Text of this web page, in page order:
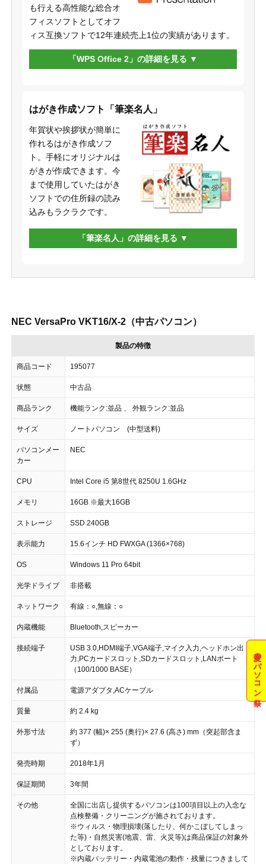
も行える高性能な総合オ
フィスソフトとしてオフ
ィス互換ソフトで12年連続売上1位の実績があります。
「WPS Office 2」の詳細を見る
はがき作成ソフト「筆楽名人」
年賀状や挨拶状が簡単に
作れるはがき作成ソフ
ト。手軽にオリジナルは
がきが作成できます。今
まで使用していたはがき
ソフトでの住所録の読み
込みもラクラクです。
「筆楽名人」の詳細を見る
NEC VersaPro VKT16/X-2（中古パソコン）
製品の特徴
商品コード 195077
状態 中古品
商品ランク 機能ランク:並品 、 外観ランク:並品
サイズ ノートパソコン (中型送料)
パソコンメー
カー
NEC
CPU Intel Core i5 第8世代 8250U 1.6GHz
メモリ 16GB ※最大16GB
ストレージ SSD 240GB
表示能力 15.6インチ HD FWXGA (1366×768)
OS Windows 11 Pro 64bit
光学ドライブ 非搭載
ネットワーク 有線：○,無線：○
内蔵機能 Bluetooth,スピーカー
接続端子
USB 3.0,HDMI端子,VGA端子,マイク入力,ヘッドホン出
力,PCカードスロット,SDカードスロット,LANポート
（100/1000 BASE）
付属品 電源アダプタ,ACケーブル
質量 約 2.4 kg
外形寸法
約 377 (幅)× 255 (奥行)× 27.6 (高さ) mm（突起部含ま
ず）
発売時期 2018年1月
保証期間 3年間
その他
全国に出店し提供するパソコンは100項目以上の入念な
点検整備・クリーニングが施されております。
※ウィルス・物理損壊(落したり、何かこぼしてしまっ
た等)・自然災害(地震、雷、火災等)は商品保証の対象外
としております。
※内蔵バッテリー・内蔵電池の動作・残量につきまして
夏のパソコン祭